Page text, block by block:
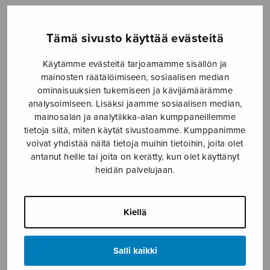
Tämä sivusto käyttää evästeitä
Käytämme evästeitä tarjoamamme sisällön ja
mainosten räätälöimiseen, sosiaalisen median
ominaisuuksien tukemiseen ja kävijämäärämme
analysoimiseen. Lisäksi jaamme sosiaalisen median,
mainosalan ja analytiikka-alan kumppaneillemme
tietoja siitä, miten käytät sivustoamme. Kumppanimme
voivat yhdistää näitä tietoja muihin tietoihin, joita olet
antanut heille tai joita on kerätty, kun olet käyttänyt
heidän palvelujaan.
Kiellä
Salli kaikki
Hitaat auringot,
klarinettistemma